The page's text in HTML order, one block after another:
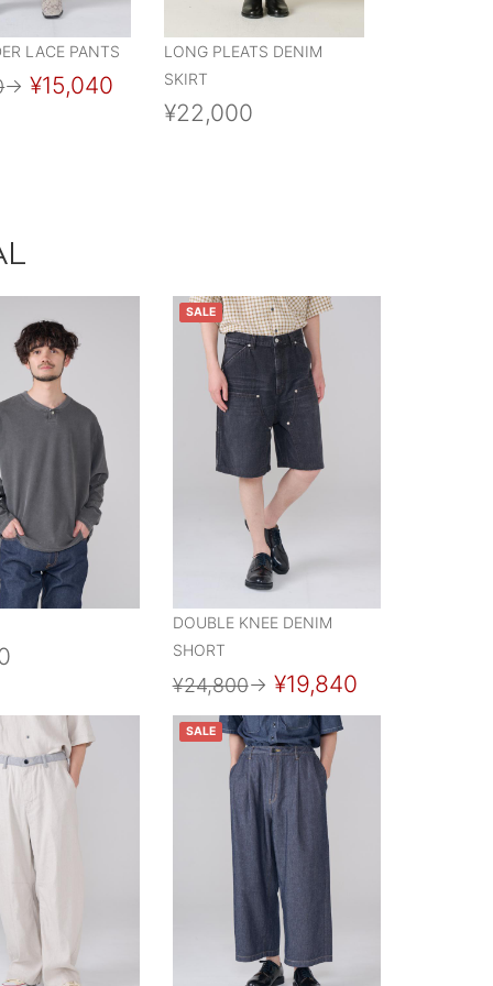
LACE PANTS
→ ¥15,040
LONG PLEATS DENIM
SKIRT
¥22,000
SALE
DOUBLE KNEE DENIM
SHORT
¥24,800→ ¥19,840
SALE